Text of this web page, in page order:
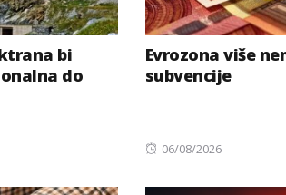
bi
do
Evrozona više
subvencije
Posted
06/08/2026